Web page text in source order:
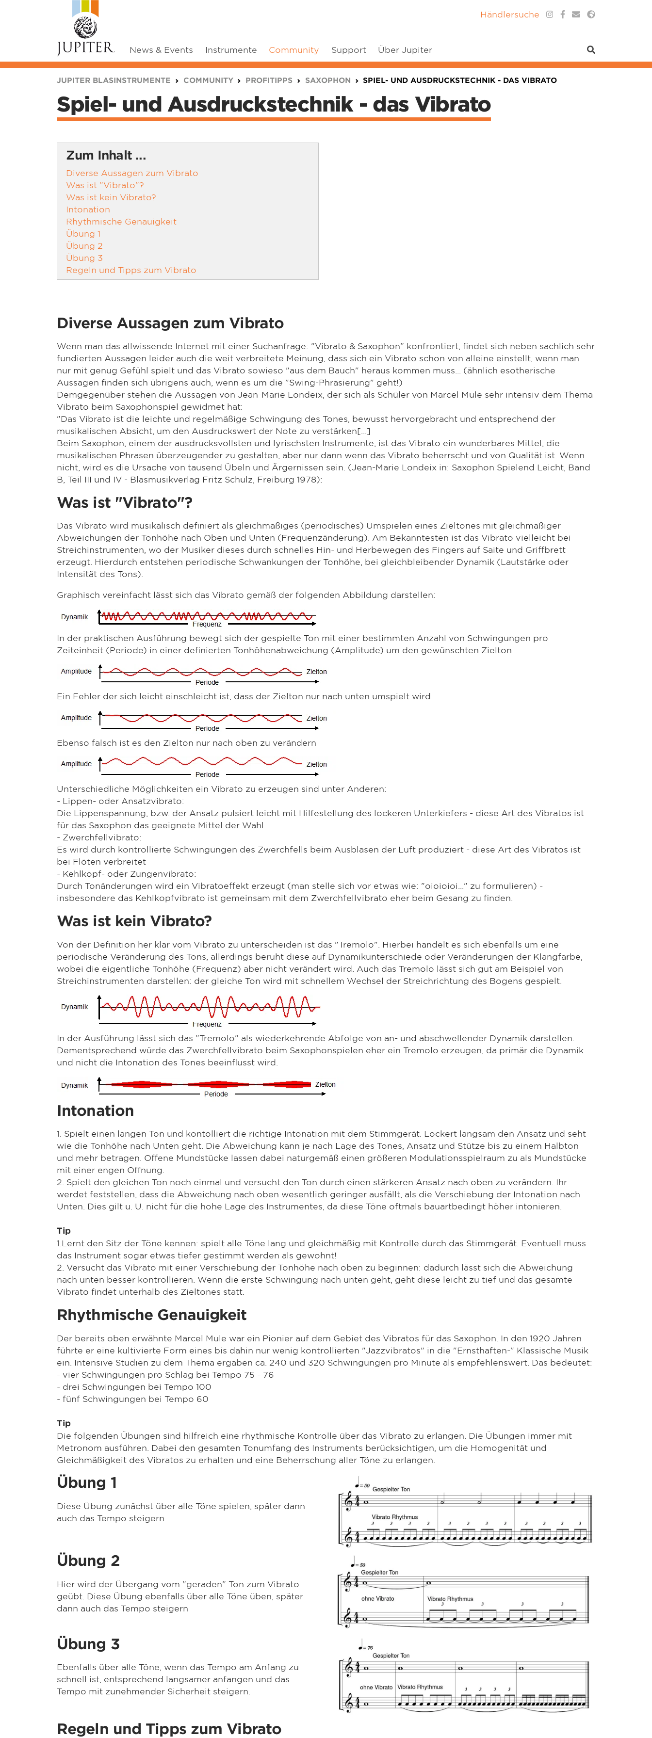
News & Events Instrumente Community Support Über Jupiter
Händlersuche
JUPITER BLASINSTRUMENTE COMMUNITY PROFITIPPS SAXOPHON SPIEL- UND AUSDRUCKSTECHNIK - DAS VIBRATO
Spiel- und Ausdruckstechnik - das Vibrato
Zum Inhalt ...
Diverse Aussagen zum Vibrato
Was ist "Vibrato"?
Was ist kein Vibrato?
Intonation
Rhythmische Genauigkeit
Übung 1
Übung 2
Übung 3
Regeln und Tipps zum Vibrato
Diverse Aussagen zum Vibrato
Wenn man das allwissende Internet mit einer Suchanfrage: "Vibrato & Saxophon" konfrontiert, findet sich neben sachlich sehr
fundierten Aussagen leider auch die weit verbreitete Meinung, dass sich ein Vibrato schon von alleine einstellt, wenn man
nur mit genug Gefühl spielt und das Vibrato sowieso "aus dem Bauch" heraus kommen muss... (ähnlich esotherische
Aussagen finden sich übrigens auch, wenn es um die "Swing-Phrasierung" geht!)
Demgegenüber stehen die Aussagen von Jean-Marie Londeix, der sich als Schüler von Marcel Mule sehr intensiv dem Thema
Vibrato beim Saxophonspiel gewidmet hat:
"Das Vibrato ist die leichte und regelmäßige Schwingung des Tones, bewusst hervorgebracht und entsprechend der
musikalischen Absicht, um den Ausdruckswert der Note zu verstärken[...]
Beim Saxophon, einem der ausdrucksvollsten und lyrischsten Instrumente, ist das Vibrato ein wunderbares Mittel, die
musikalischen Phrasen überzeugender zu gestalten, aber nur dann wenn das Vibrato beherrscht und von Qualität ist. Wenn
nicht, wird es die Ursache von tausend Übeln und Ärgernissen sein. (Jean-Marie Londeix in: Saxophon Spielend Leicht, Band
B, Teil III und IV - Blasmusikverlag Fritz Schulz, Freiburg 1978):
Was ist "Vibrato"?
Das Vibrato wird musikalisch definiert als gleichmäßiges (periodisches) Umspielen eines Zieltones mit gleichmäßiger
Abweichungen der Tonhöhe nach Oben und Unten (Frequenzänderung). Am Bekanntesten ist das Vibrato vielleicht bei
Streichinstrumenten, wo der Musiker dieses durch schnelles Hin- und Herbewegen des Fingers auf Saite und Griffbrett
erzeugt. Hierdurch entstehen periodische Schwankungen der Tonhöhe, bei gleichbleibender Dynamik (Lautstärke oder
Intensität des Tons).
Graphisch vereinfacht lässt sich das Vibrato gemäß der folgenden Abbildung darstellen:
In der praktischen Ausführung bewegt sich der gespielte Ton mit einer bestimmten Anzahl von Schwingungen pro
Zeiteinheit (Periode) in einer definierten Tonhöhenabweichung (Amplitude) um den gewünschten Zielton
Ein Fehler der sich leicht einschleicht ist, dass der Zielton nur nach unten umspielt wird
Ebenso falsch ist es den Zielton nur nach oben zu verändern
Unterschiedliche Möglichkeiten ein Vibrato zu erzeugen sind unter Anderen:
- Lippen- oder Ansatzvibrato:
Die Lippenspannung, bzw. der Ansatz pulsiert leicht mit Hilfestellung des lockeren Unterkiefers - diese Art des Vibratos ist
für das Saxophon das geeignete Mittel der Wahl
- Zwerchfellvibrato:
Es wird durch kontrollierte Schwingungen des Zwerchfells beim Ausblasen der Luft produziert - diese Art des Vibratos ist
bei Flöten verbreitet
- Kehlkopf- oder Zungenvibrato:
Durch Tonänderungen wird ein Vibratoeffekt erzeugt (man stelle sich vor etwas wie: "oioioioi..." zu formulieren) -
insbesondere das Kehlkopfvibrato ist gemeinsam mit dem Zwerchfellvibrato eher beim Gesang zu finden.
Was ist kein Vibrato?
Von der Definition her klar vom Vibrato zu unterscheiden ist das "Tremolo". Hierbei handelt es sich ebenfalls um eine
periodische Veränderung des Tons, allerdings beruht diese auf Dynamikunterschiede oder Veränderungen der Klangfarbe,
wobei die eigentliche Tonhöhe (Frequenz) aber nicht verändert wird. Auch das Tremolo lässt sich gut am Beispiel von
Streichinstrumenten darstellen: der gleiche Ton wird mit schnellem Wechsel der Streichrichtung des Bogens gespielt.
In der Ausführung lässt sich das "Tremolo" als wiederkehrende Abfolge von an- und abschwellender Dynamik darstellen.
Dementsprechend würde das Zwerchfellvibrato beim Saxophonspielen eher ein Tremolo erzeugen, da primär die Dynamik
und nicht die Intonation des Tones beeinflusst wird.
Intonation
1. Spielt einen langen Ton und kontolliert die richtige Intonation mit dem Stimmgerät. Lockert langsam den Ansatz und seht
wie die Tonhöhe nach Unten geht. Die Abweichung kann je nach Lage des Tones, Ansatz und Stütze bis zu einem Halbton
und mehr betragen. Offene Mundstücke lassen dabei naturgemäß einen größeren Modulationsspielraum zu als Mundstücke
mit einer engen Öffnung.
2. Spielt den gleichen Ton noch einmal und versucht den Ton durch einen stärkeren Ansatz nach oben zu verändern. Ihr
werdet feststellen, dass die Abweichung nach oben wesentlich geringer ausfällt, als die Verschiebung der Intonation nach
Unten. Dies gilt u. U. nicht für die hohe Lage des Instrumentes, da diese Töne oftmals bauartbedingt höher intonieren.
Tip
1.Lernt den Sitz der Töne kennen: spielt alle Töne lang und gleichmäßig mit Kontrolle durch das Stimmgerät. Eventuell muss
das Instrument sogar etwas tiefer gestimmt werden als gewohnt!
2. Versucht das Vibrato mit einer Verschiebung der Tonhöhe nach oben zu beginnen: dadurch lässt sich die Abweichung
nach unten besser kontrollieren. Wenn die erste Schwingung nach unten geht, geht diese leicht zu tief und das gesamte
Vibrato findet unterhalb des Zieltones statt.
Rhythmische Genauigkeit
Der bereits oben erwähnte Marcel Mule war ein Pionier auf dem Gebiet des Vibratos für das Saxophon. In den 1920 Jahren
führte er eine kultivierte Form eines bis dahin nur wenig kontrollierten "Jazzvibratos" in die "Ernsthaften-" Klassische Musik
ein. Intensive Studien zu dem Thema ergaben ca. 240 und 320 Schwingungen pro Minute als empfehlenswert. Das bedeutet:
- vier Schwingungen pro Schlag bei Tempo 75 - 76
- drei Schwingungen bei Tempo 100
- fünf Schwingungen bei Tempo 60
Tip
Die folgenden Übungen sind hilfreich eine rhythmische Kontrolle über das Vibrato zu erlangen. Die Übungen immer mit
Metronom ausführen. Dabei den gesamten Tonumfang des Instruments berücksichtigen, um die Homogenität und
Gleichmäßigkeit des Vibratos zu erhalten und eine Beherrschung aller Töne zu erlangen.
Übung 1
Diese Übung zunächst über alle Töne spielen, später dann
auch das Tempo steigern
Übung 2
Hier wird der Übergang vom "geraden" Ton zum Vibrato
geübt. Diese Übung ebenfalls über alle Töne üben, später
dann auch das Tempo steigern
Übung 3
Ebenfalls über alle Töne, wenn das Tempo am Anfang zu
schnell ist, entsprechend langsamer anfangen und das
Tempo mit zunehmender Sicherheit steigern.
Regeln und Tipps zum Vibrato